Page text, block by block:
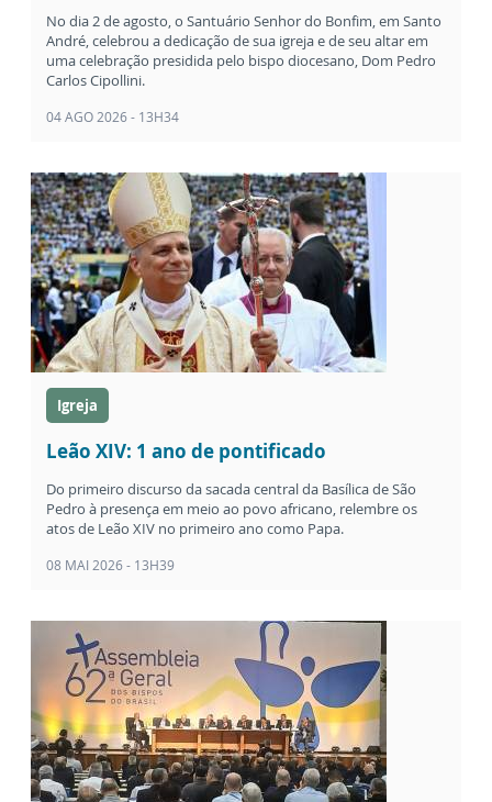
No dia 2 de agosto, o Santuário Senhor do Bonfim, em Santo
André, celebrou a dedicação de sua igreja e de seu altar em
uma celebração presidida pelo bispo diocesano, Dom Pedro
Carlos Cipollini.
04 AGO 2026 - 13H34
Igreja
Leão XIV: 1 ano de pontificado
Do primeiro discurso da sacada central da Basílica de São
Pedro à presença em meio ao povo africano, relembre os
atos de Leão XIV no primeiro ano como Papa.
08 MAI 2026 - 13H39